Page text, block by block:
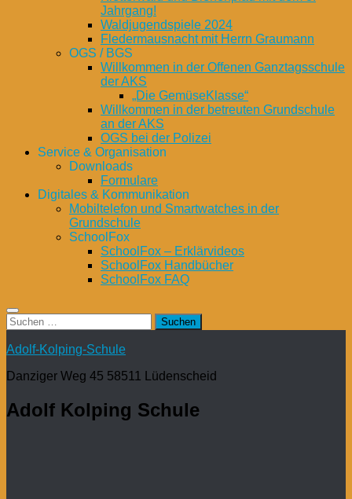
Jahrgang!
Waldjugendspiele 2024
Fledermausnacht mit Herrn Graumann
OGS / BGS
Willkommen in der Offenen Ganztagsschule
der AKS
„Die GemüseKlasse“
Willkommen in der betreuten Grundschule
an der AKS
OGS bei der Polizei
Service & Organisation
Downloads
Formulare
Digitales & Kommunikation
Mobiltelefon und Smartwatches in der
Grundschule
SchoolFox
SchoolFox – Erklärvideos
SchoolFox Handbücher
SchoolFox FAQ
Suchen
nach:
Adolf-Kolping-Schule
Danziger Weg 45 58511 Lüdenscheid
Adolf Kolping Schule